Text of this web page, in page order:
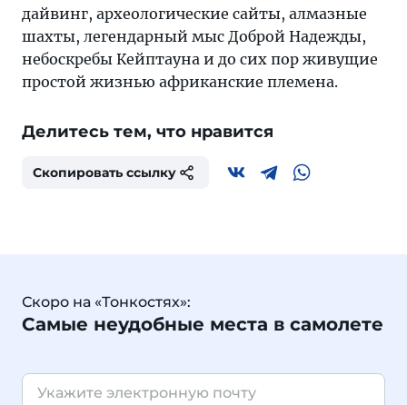
дайвинг, археологические сайты, алмазные
шахты, легендарный мыс Доброй Надежды,
небоскребы Кейптауна и до сих пор живущие
простой жизнью африканские племена.
Делитесь тем, что нравится
Скопировать ссылку
Скоро на «Тонкостях»:
Самые неудобные места в самолете